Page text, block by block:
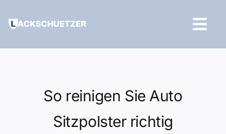
Inhalt
So reinigen Sie Auto
Sitzpolster richtig